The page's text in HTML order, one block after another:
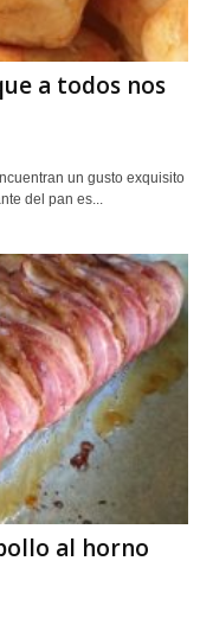
a todos nos
un gusto exquisito
del pan es...
al horno